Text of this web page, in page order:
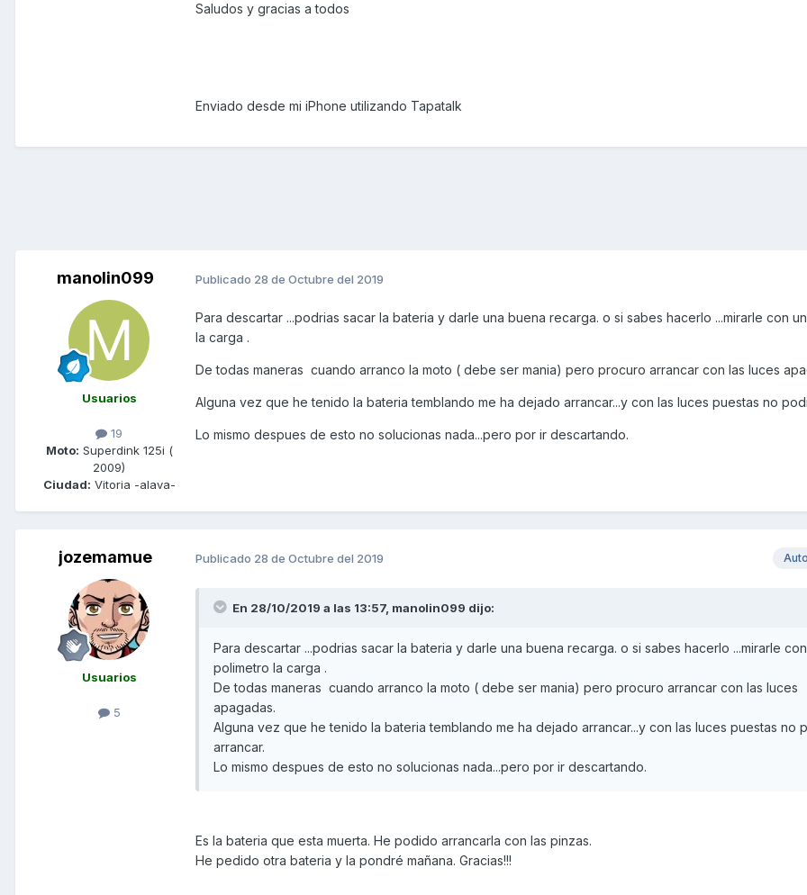
Saludos y gracias a todos
Enviado desde mi iPhone utilizando Tapatalk
manolin099
Usuarios
19
Moto: Superdink 125i (
2009)
Ciudad: Vitoria -alava-
Publicado 28 de Octubre del 2019
Para descartar ...podrias sacar la bateria y darle una buena recarga. o si sabes hacerlo ...mirarle con
la carga .
De todas maneras cuando arranco la moto ( debe ser mania) pero procuro arrancar con las luces
Alguna vez que he tenido la bateria temblando me ha dejado arrancar...y con las luces puestas no
Lo mismo despues de esto no solucionas nada...pero por ir descartando.
jozemamue
Usuarios
5
Publicado 28 de Octubre del 2019
En 28/10/2019 a las 13:57, manolin099 dijo:
Para descartar ...podrias sacar la bateria y darle una buena recarga. o si sabes hacerlo ...mirarle
polimetro la carga .
De todas maneras cuando arranco la moto ( debe ser mania) pero procuro arrancar con las luces
apagadas.
Alguna vez que he tenido la bateria temblando me ha dejado arrancar...y con las luces puestas no
arrancar.
Lo mismo despues de esto no solucionas nada...pero por ir descartando.
Es la bateria que esta muerta. He podido arrancarla con las pinzas.
He pedido otra bateria y la pondré mañana. Gracias!!!